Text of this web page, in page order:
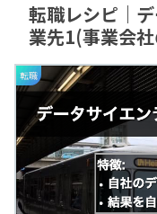
転職レシピ｜
業先1(事業会
転職